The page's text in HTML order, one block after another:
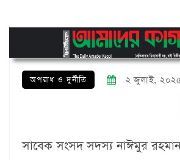
অপরাধ ও দুর্নীতি ২ জুলাই,
সাবেক সংসদ সদস্য নাঈমুর রহমান